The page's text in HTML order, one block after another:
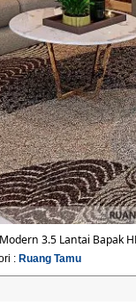
3.5 Lantai Bapak
: Ruang Tamu